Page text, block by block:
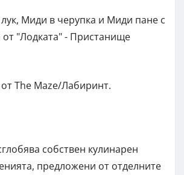
Миди в черупка и Миди пане с
от "Лодката" - Пристанище
The Maze/Лабиринт.
собствен кулинарен
предложени от отделните